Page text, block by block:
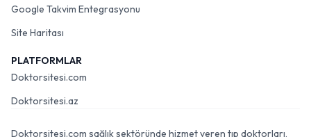
Google Takvim Entegrasyonu
Site Haritası
PLATFORMLAR
Doktorsitesi.com
Doktorsitesi.az
Doktorsitesi.com sağlık sektöründe hizmet veren tıp doktorları,